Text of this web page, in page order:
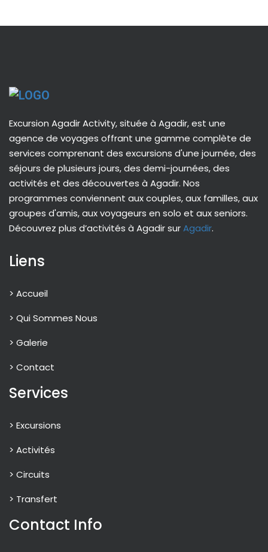
Excursion Agadir Activity, située à Agadir, est une
agence de voyages offrant une gamme complète de
services comprenant des excursions d'une journée, des
séjours de plusieurs jours, des demi-journées, des
activités et des découvertes à Agadir. Nos
programmes conviennent aux couples, aux familles, aux
groupes d'amis, aux voyageurs en solo et aux seniors.
Découvrez plus d’activités à Agadir surAgadir.
Liens
> Accueil
> Qui Sommes Nous
> Galerie
> Contact
Services
> Excursions
> Activités
> Circuits
> Transfert
Contact Info